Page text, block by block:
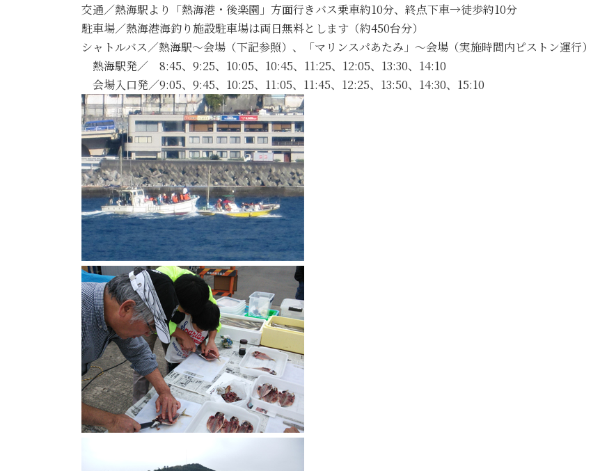
交通／熱海駅より「熱海港・後楽園」方面行きバス乗車約10分、終点下車→徒歩約10分
駐車場／熱海港海釣り施設駐車場は両日無料とします（約450台分）
シャトルバス／熱海駅～会場（下記参照）、「マリンスパあたみ」～会場（実施時間内ピストン運行）
熱海駅発／ 8:45、9:25、10:05、10:45、11:25、12:05、13:30、14:10
会場入口発／9:05、9:45、10:25、11:05、11:45、12:25、13:50、14:30、15:10